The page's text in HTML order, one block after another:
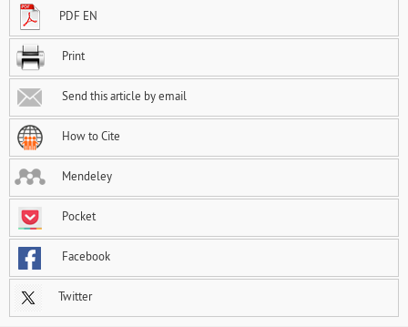
PDF EN
Print
Send this article by email
How to Cite
Mendeley
Pocket
Facebook
Twitter